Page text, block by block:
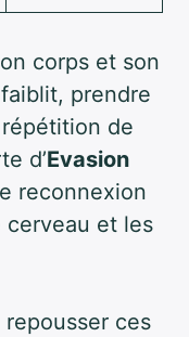
corps et son
prendre
de
d’Evasion
reconnexion
cerveau et les
repousser ces